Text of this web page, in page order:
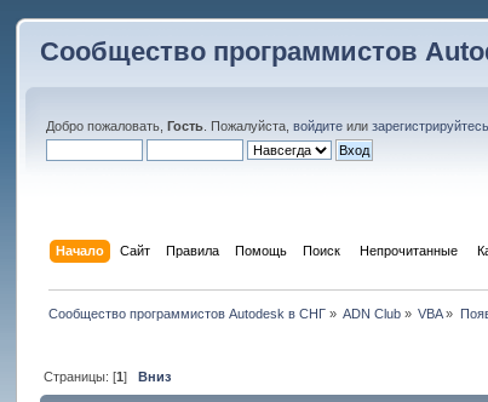
Сообщество программистов
Добро пожаловать,Гость . Пожалуйста,войдите илизарегистрируйтесь
Начало Сайт Правила Помощь Поиск Непрочитанные
Сообщество программистов Autodesk в СНГ» ADN Club » VBA»
Страницы: [1] Вниз